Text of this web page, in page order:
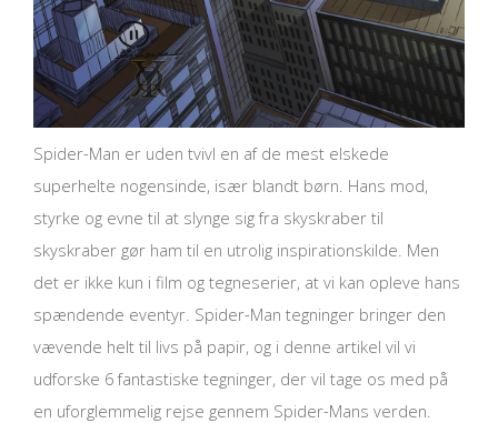
Spider-Man er uden tvivl en af de mest elskede
superhelte nogensinde, især blandt børn. Hans mod,
styrke og evne til at slynge sig fra skyskraber til
skyskraber gør ham til en utrolig inspirationskilde. Men
det er ikke kun i film og tegneserier, at vi kan opleve hans
spændende eventyr. Spider-Man tegninger bringer den
vævende helt til livs på papir, og i denne artikel vil vi
udforske 6 fantastiske tegninger, der vil tage os med på
en uforglemmelig rejse gennem Spider-Mans verden.